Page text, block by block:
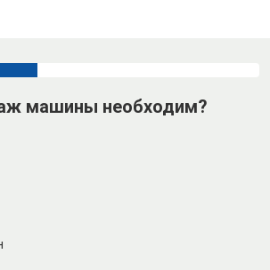
машины необходим?